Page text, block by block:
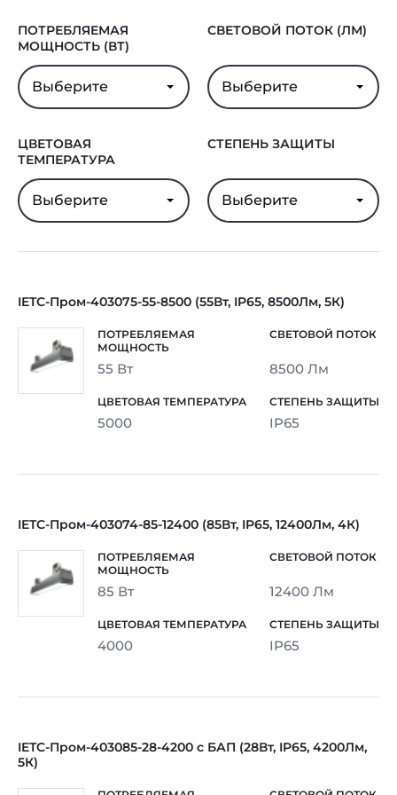
ПОТРЕБЛЯЕМАЯ
МОЩНОСТЬ (ВТ)
Выберите
СВЕТОВОЙ ПОТОК (ЛМ)
Выберите
ЦВЕТОВАЯ
ТЕМПЕРАТУРА
Выберите
СТЕПЕНЬ ЗАЩИТЫ
Выберите
IETC-Пром-403075-55-8500 (55Вт, IP65, 8500Лм, 5К)
55 Вт 8500 Лм
5000 IP65
IETC-Пром-403074-85-12400 (85Вт, IP65, 12400Лм, 4К)
85 Вт 12400 Лм
4000 IP65
IETC-Пром-403085-28-4200 с БАП (28Вт, IP65, 4200Лм,
5К)